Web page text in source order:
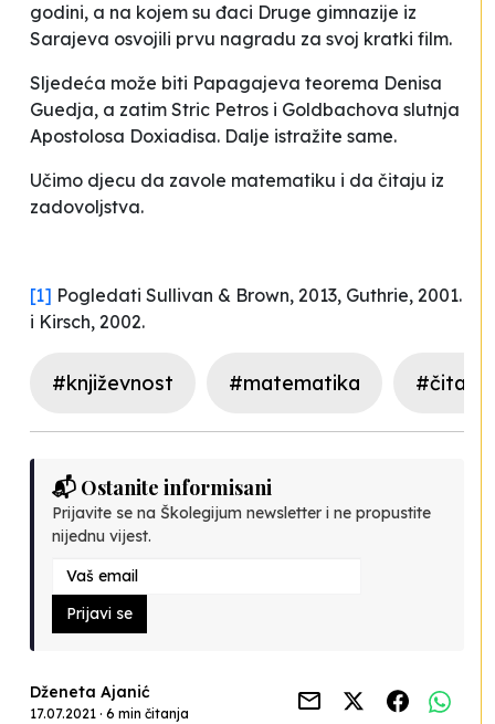
godini, a na kojem su đaci Druge gimnazije iz
Sarajeva osvojili prvu nagradu za svoj kratki film.
Sljedeća može biti Papagajeva teorema Denisa
Guedja, a zatim Stric Petros i Goldbachova slutnja
Apostolosa Doxiadisa. Dalje istražite same.
Učimo djecu da zavole matematiku i da čitaju iz
zadovoljstva.
[1] Pogledati Sullivan & Brown, 2013, Guthrie, 2001.
i Kirsch, 2002.
#književnost #matematika #čitanje
📬 Ostanite informisani
Prijavite se na Školegijum newsletter i ne propustite
nijednu vijest.
Prijavi se
Dženeta Ajanić
17.07.2021 · 6 min čitanja